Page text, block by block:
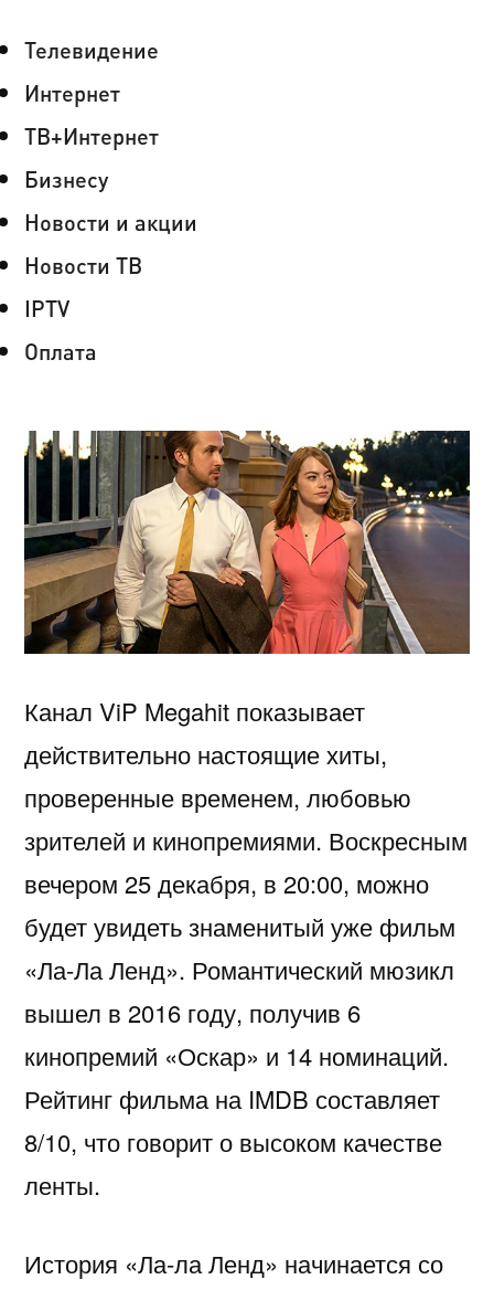
Телевидение
Интернет
ТВ+Интернет
Бизнесу
Новости и акции
Новости ТВ
IPTV
Оплата
Канал ViP Megahit показывает
действительно настоящие хиты,
проверенные временем, любовью
зрителей и кинопремиями. Воскресным
вечером 25 декабря, в 20:00, можно
будет увидеть знаменитый уже фильм
«Ла-Ла Ленд». Романтический мюзикл
вышел в 2016 году, получив 6
кинопремий «Оскар» и 14 номинаций.
Рейтинг фильма на IMDB составляет
8/10, что говорит о высоком качестве
ленты.
История «Ла-ла Ленд» начинается со